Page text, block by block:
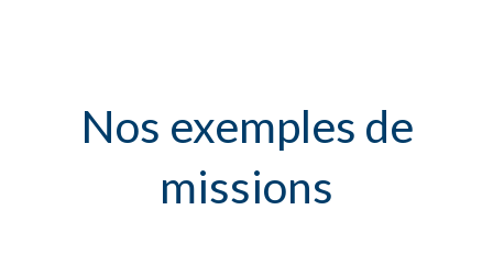
Nos exemples de
missions